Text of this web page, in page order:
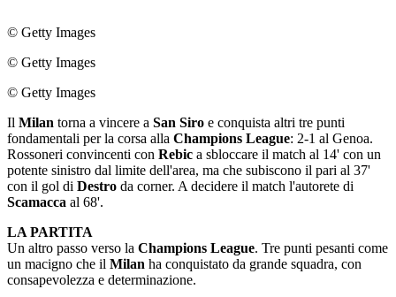
© Getty Images
© Getty Images
© Getty Images
Il Milan torna a vincere a San Siro e conquista altri tre punti
fondamentali per la corsa alla Champions League: 2-1 al Genoa.
Rossoneri convincenti con Rebic a sbloccare il match al 14' con un
potente sinistro dal limite dell'area, ma che subiscono il pari al 37'
con il gol di Destro da corner. A decidere il match l'autorete di
Scamacca al 68'.
LA PARTITA
Un altro passo verso la Champions League. Tre punti pesanti come
un macigno che il Milan ha conquistato da grande squadra, con
consapevolezza e determinazione.